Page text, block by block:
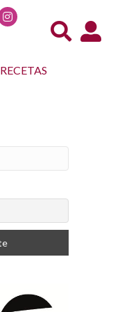
Acceso
RECETAS